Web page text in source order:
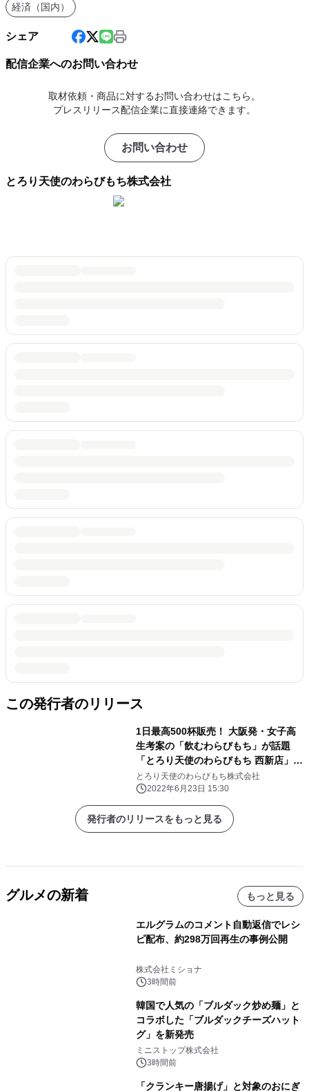
経済（国内）
シェア
配信企業へのお問い合わせ
取材依頼・商品に対するお問い合わせはこちら。
プレスリリース配信企業に直接連絡できます。
お問い合わせ
とろり天使のわらびもち株式会社
この発行者のリリース
1日最高500杯販売！ 大阪発・女子高
生考案の「飲むわらびもち」が話題
「とろり天使のわらびもち 西新店」
2022年7月1日(金)にオープン
とろり天使のわらびもち株式会社
2022年6月23日 15:30
発行者のリリースをもっと見る
グルメの新着 もっと見る
エルグラムのコメント自動返信でレシ
ピ配布、約298万回再生の事例公開
株式会社ミショナ
3時間前
韓国で人気の「ブルダック炒め麺」と
コラボした「ブルダックチーズハット
グ」を新発売
ミニストップ株式会社
3時間前
「クランキー唐揚げ」と対象のおにぎ